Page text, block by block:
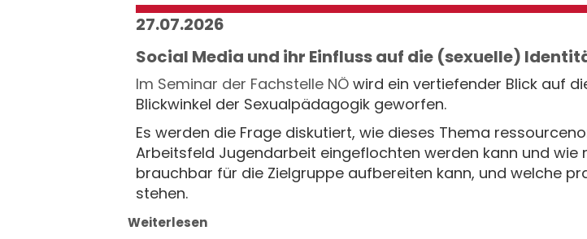
27.07.2026
Social Media und ihr Einfluss auf die (sexuelle)
Im Seminar der Fachstelle NÖ wird ein vertiefender Blick auf
Blickwinkel der Sexualpädagogik geworfen.
Es werden die Frage diskutiert, wie dieses Thema
Arbeitsfeld Jugendarbeit eingeflochten werden kann und wie
brauchbar für die Zielgruppe aufbereiten kann, und welche
stehen.
Weiterlesen